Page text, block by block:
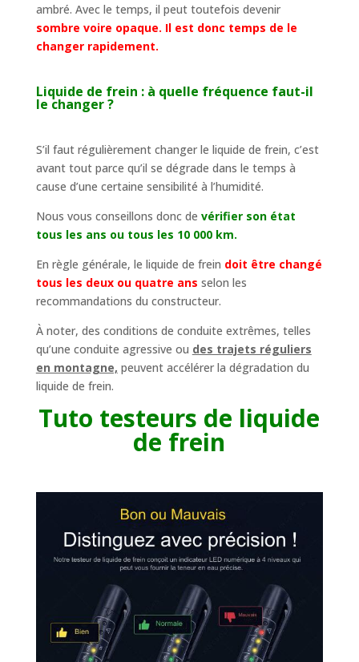
ambré. Avec le temps, il peut toutefois devenir
sombre voire opaque. Il est donc temps de le
changer rapidement.
Liquide de frein : à quelle fréquence faut-il
le changer ?
S’il faut régulièrement changer le liquide de frein, c’est
avant tout parce qu’il se dégrade dans le temps à
cause d’une certaine sensibilité à l’humidité.
Nous vous conseillons donc de vérifier son état
tous les ans ou tous les 10 000 km.
En règle générale, le liquide de frein doit être changé
tous les deux ou quatre ans selon les
recommandations du constructeur.
À noter, des conditions de conduite extrêmes, telles
qu’une conduite agressive ou des trajets réguliers
en montagne, peuvent accélérer la dégradation du
liquide de frein.
Tuto testeurs de liquide
de frein